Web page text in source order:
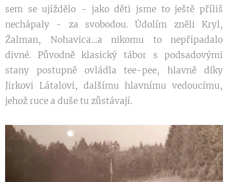
sem se ujíždělo - jako děti jsme to ještě příliš
nechápaly - za svobodou. Údolím zněli Kryl,
Žalman, Nohavica...a nikomu to nepřipadalo
divné. Původně klasický tábor s podsadovými
stany postupně ovládla tee-pee, hlavně díky
Jirkovi Látalovi, dalšímu hlavnímu vedoucímu,
jehož ruce a duše tu zůstávají.